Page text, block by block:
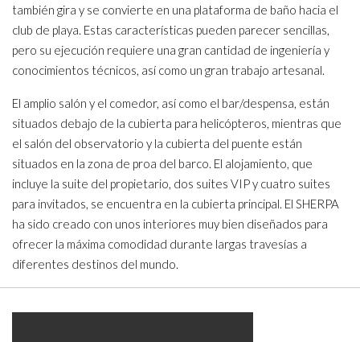
también gira y se convierte en una plataforma de baño hacia el
club de playa. Estas características pueden parecer sencillas,
pero su ejecución requiere una gran cantidad de ingeniería y
conocimientos técnicos, así como un gran trabajo artesanal.
El amplio salón y el comedor, así como el bar/despensa, están
situados debajo de la cubierta para helicópteros, mientras que
el salón del observatorio y la cubierta del puente están
situados en la zona de proa del barco. El alojamiento, que
incluye la suite del propietario, dos suites VIP y cuatro suites
para invitados, se encuentra en la cubierta principal. El SHERPA
ha sido creado con unos interiores muy bien diseñados para
ofrecer la máxima comodidad durante largas travesías a
diferentes destinos del mundo.